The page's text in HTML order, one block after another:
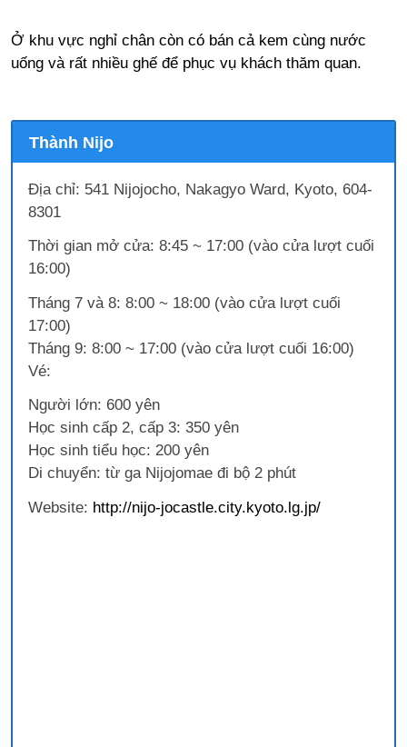
Ở khu vực nghỉ chân còn có bán cả kem cùng nước
uống và rất nhiều ghế để phục vụ khách thăm quan.
Thành Nijo
Địa chỉ: 541 Nijojocho, Nakagyo Ward, Kyoto, 604-
8301
Thời gian mở cửa: 8:45 ~ 17:00 (vào cửa lượt cuối
16:00)
Tháng 7 và 8: 8:00 ~ 18:00 (vào cửa lượt cuối
17:00)
Tháng 9: 8:00 ~ 17:00 (vào cửa lượt cuối 16:00)
Vé:
Người lớn: 600 yên
Học sinh cấp 2, cấp 3: 350 yên
Học sinh tiểu học: 200 yên
Di chuyển: từ ga Nijojomae đi bộ 2 phút
Website: http://nijo-jocastle.city.kyoto.lg.jp/